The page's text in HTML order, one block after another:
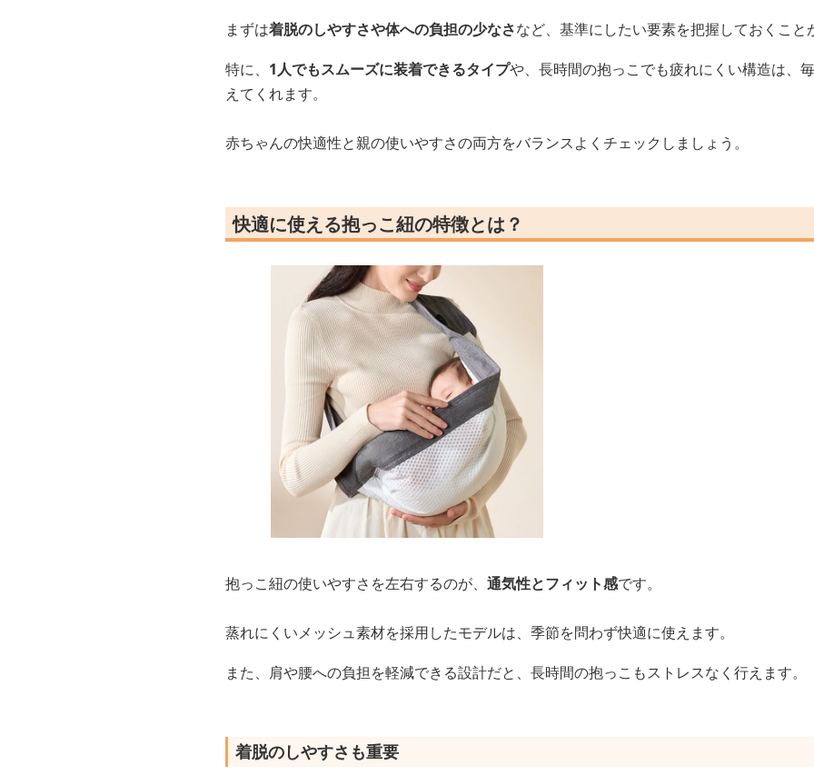
まずは着脱のしやすさや体への負担の少なさなど、基準にしたい要素を把握しておくこと
特に、 1人でもスムーズに装着できるタイプや、長時間の抱っこでも疲れにくい構造は、
えてくれます。
赤ちゃんの快適性と親の使いやすさの両方をバランスよくチェックしましょう。
快適に使える抱っこ紐の特徴とは？
抱っこ紐の使いやすさを左右するのが、 通気性とフィット感です。
蒸れにくいメッシュ素材を採用したモデルは、季節を問わず快適に使えます。
また、肩や腰への負担を軽減できる設計だと、長時間の抱っこもストレスなく行えます。
着脱のしやすさも重要